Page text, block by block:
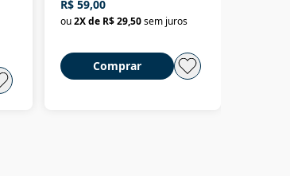
selvagem
R$ 59,00
ou2X de R$ 29,50sem juros
Comprar